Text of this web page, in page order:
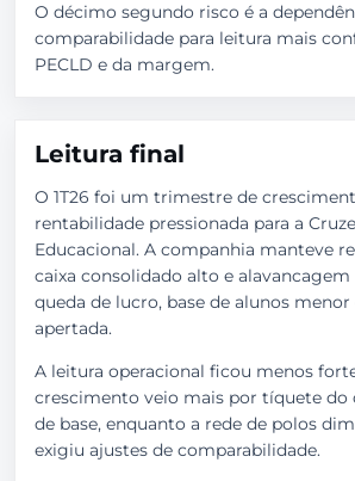
O décimo segundo risco é a
comparabilidade para leitura mais
PECLD e da margem.
Leitura final
O 1T26 foi um trimestre de
rentabilidade pressionada para a
Educacional. A companhia manteve
caixa consolidado alto e alavancagem
queda de lucro, base de alunos
apertada.
A leitura operacional ficou menos
crescimento veio mais por tíquete do
de base, enquanto a rede de polos
exigiu ajustes de comparabilidade.